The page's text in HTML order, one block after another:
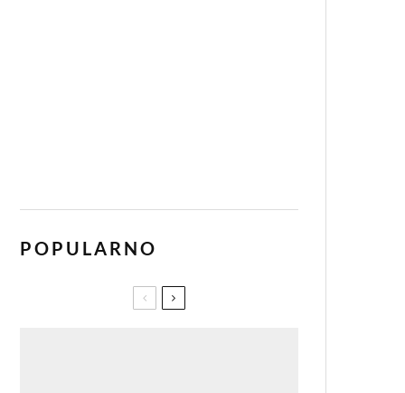
POPULARNO